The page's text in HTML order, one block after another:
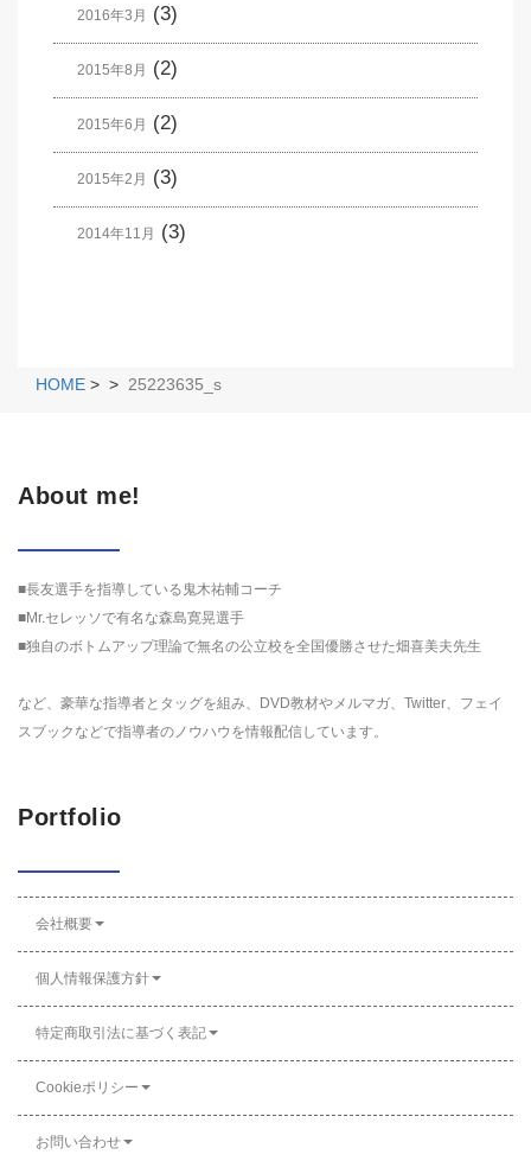
2016年3月 (3)
2015年8月 (2)
2015年6月 (2)
2015年2月 (3)
2014年11月 (3)
HOME > > 25223635_s
About me!
■長友選手を指導している鬼木祐輔コーチ
■Mr.セレッソで有名な森島寛晃選手
■独自のボトムアップ理論で無名の公立校を全国優勝させた畑喜美夫先生
など、豪華な指導者とタッグを組み、DVD教材やメルマガ、Twitter、フェイ
スブックなどで指導者のノウハウを情報配信しています。
Portfolio
会社概要
個人情報保護方針
特定商取引法に基づく表記
Cookieポリシー
お問い合わせ